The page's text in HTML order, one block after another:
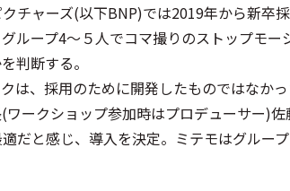
チャーズ(以下BNP)では2019年から新卒
ループ4〜５人でコマ撮りのストップモ
判断する。
は、採用のために開発したものではなか
ークショップ参加時はプロデューサー)
だと感じ、導入を決定。ミテモはグルー